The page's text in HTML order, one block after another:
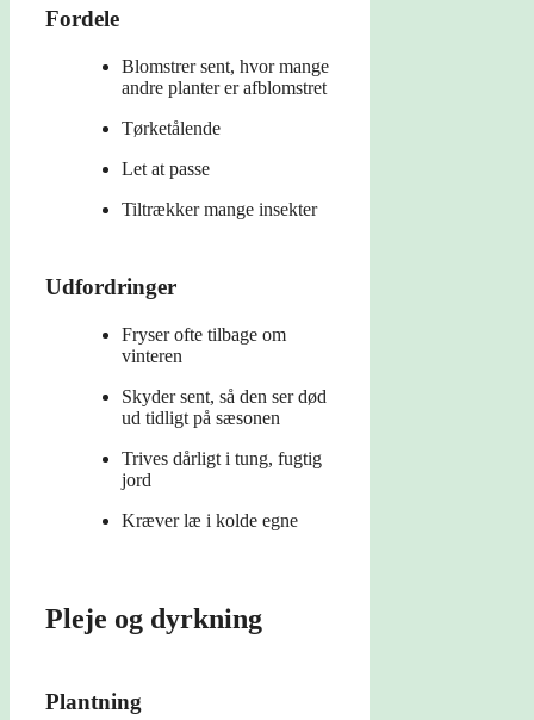
Fordele
Blomstrer sent, hvor mange
andre planter er afblomstret
Tørketålende
Let at passe
Tiltrækker mange insekter
Udfordringer
Fryser ofte tilbage om
vinteren
Skyder sent, så den ser død
ud tidligt på sæsonen
Trives dårligt i tung, fugtig
jord
Kræver læ i kolde egne
Pleje og dyrkning
Plantning